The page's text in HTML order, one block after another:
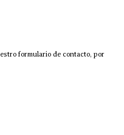
formulario de contacto, por